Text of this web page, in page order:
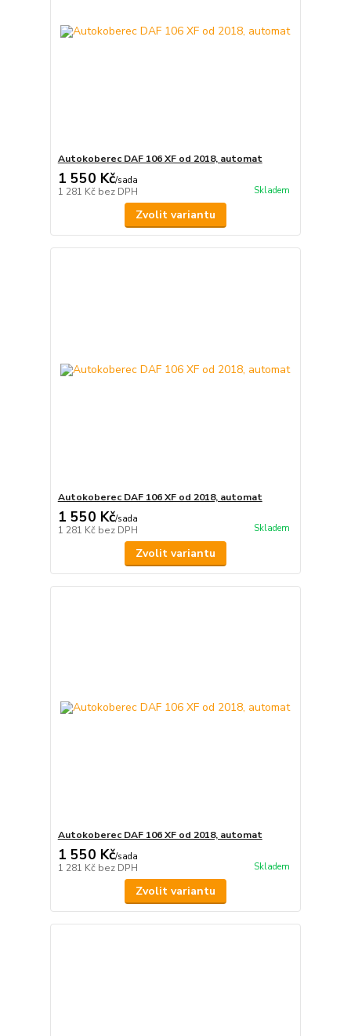
Autokoberec DAF 106 XF od 2018, automat
1 550 Kč/sada
1 281 Kč bez DPH Skladem
Zvolit variantu
Autokoberec DAF 106 XF od 2018, automat
1 550 Kč/sada
1 281 Kč bez DPH Skladem
Zvolit variantu
Autokoberec DAF 106 XF od 2018, automat
1 550 Kč/sada
1 281 Kč bez DPH Skladem
Zvolit variantu